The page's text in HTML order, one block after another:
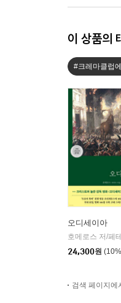
이 상품의
#크레마클럽
오디세이아
24,300원
검색 페이지에